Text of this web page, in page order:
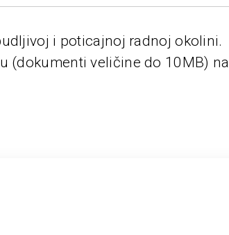
i poticajnoj radnoj okolini.
(dokumenti veličine do 10MB) na